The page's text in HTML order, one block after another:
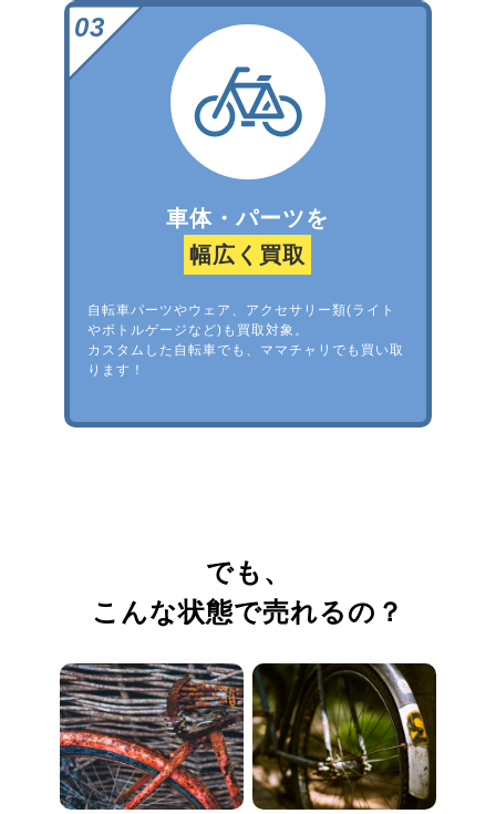
車体・パーツを
幅広く買取
自転車パーツやウェア、アクセサリー類(ライト
やボトルゲージなど)も買取対象。
カスタムした自転車でも、ママチャリでも買い取
ります！
でも、
こんな状態で売れるの？